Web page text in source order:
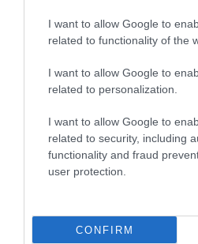
I want to allow Google to
related to functionality of the
I want to allow Google to
related to personalization.
I want to allow Google to
related to security, including
functionality and fraud
user protection.
CONFIRM